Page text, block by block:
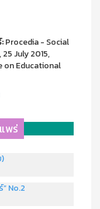
Procedia - Social
July 2015,
on Educational
พร่
No.2